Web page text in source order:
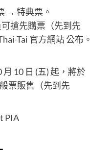
→ 特典票。
搶先購票（先到先
Tai 官方網站公布。
月 10 日 (五) 起，將於
票販售（先到先
PIA